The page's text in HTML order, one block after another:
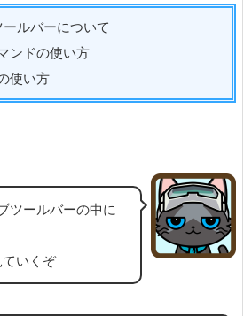
ルバーについて
ンドの使い方
使い方
ツールバーの中に
いくぞ